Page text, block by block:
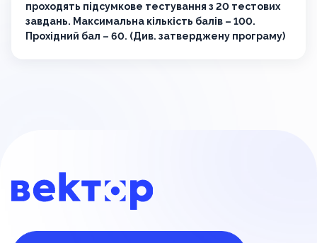
проходять підсумкове тестування з 20 тестових
завдань. Максимальна кількість балів – 100.
Прохідний бал – 60. (Див. затверджену програму)